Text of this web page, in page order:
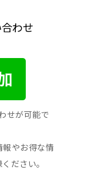
わせ
せが可能で
やお得な情
ださい。